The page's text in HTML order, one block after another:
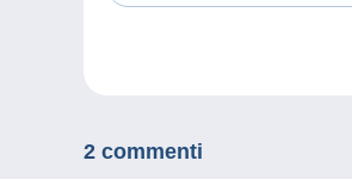
2 commenti